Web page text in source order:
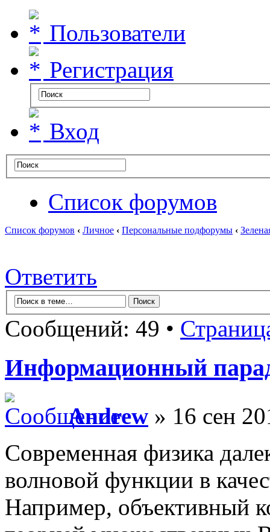
Пользователи
Регистрация
Вход
Список форумов
Список форумов ‹ Личное ‹ Персональные подфорумы ‹
Ответить
Сообщений: 49 •
Информационный
Andrew » 16 сен
Современная физика
волновой функции в
Например, объективный